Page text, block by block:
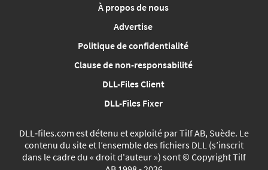
À propos de nous
Advertise
Politique de confidentialité
Clause de non-responsabilité
DLL-Files Client
DLL-Files Fixer
DLL‑files.com est détenu et exploité par Tilf AB, Suède. Le
contenu du site et l’ensemble des fichiers DLL (s’inscrit
dans le cadre du « droit d'auteur ») sont © Copyright Tilf